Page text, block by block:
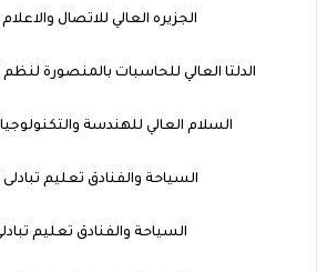
الجزيره العالي للاتصال
الدلتا العالي للحاسبات بالمنصورة لنظم
السلام العالي للهندسة
السياحة والفنادق تعليم
السياحة والفنادق تعليم